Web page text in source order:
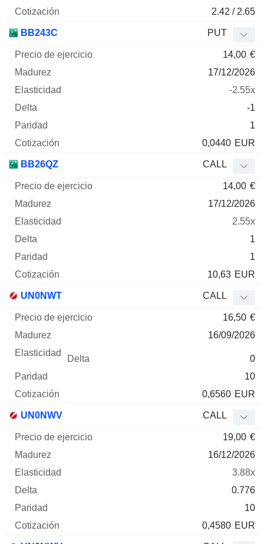
2.42 / 2.65
BB243C PUT
14,00 €
17/12/2026
-2.55x
-1
1
0,0440 EUR
BB26QZ CALL
14,00 €
17/12/2026
2.55x
1
1
10,63 EUR
UN0NWT CALL
16,50 €
16/09/2026
0
10
0,6560 EUR
UN0NWV CALL
19,00 €
16/12/2026
3.88x
0.776
10
0,4580 EUR